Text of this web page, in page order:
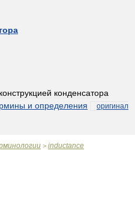
конструкцией конденсатора
и определения
оригинал
> inductance